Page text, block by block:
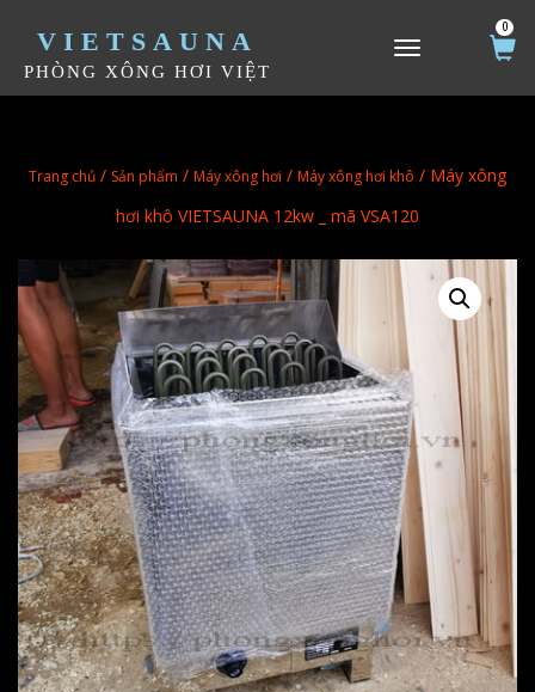
VIETSAUNA
PHÒNG XÔNG HƠI VIỆT
TOGGLE NAVIGATION
0
Trang chủ / Sản phẩm / Máy xông hơi / Máy xông hơi khô / Máy xông
hơi khô VIETSAUNA 12kw _ mã VSA120